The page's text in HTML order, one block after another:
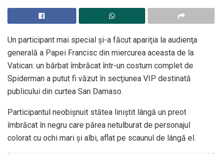
Un participant mai special şi-a făcut apariţia la audienţa
generală a Papei Francisc din miercurea aceasta de la
Vatican: un bărbat îmbrăcat într-un costum complet de
Spiderman a putut fi văzut în secţiunea VIP destinată
publicului din curtea San Damaso.
Participantul neobișnuit stătea liniştit lângă un preot
îmbrăcat în negru care părea netulburat de personajul
colorat cu ochi mari şi albi, aflat pe scaunul de lângă el.